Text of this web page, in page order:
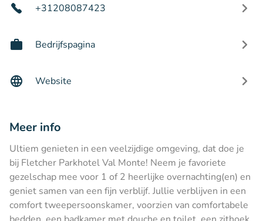
+31208087423
Bedrijfspagina
Website
Meer info
Ultiem genieten in een veelzijdige omgeving, dat doe je
bij Fletcher Parkhotel Val Monte! Neem je favoriete
gezelschap mee voor 1 of 2 heerlijke overnachting(en) en
geniet samen van een fijn verblijf. Jullie verblijven in een
comfort tweepersoonskamer, voorzien van comfortabele